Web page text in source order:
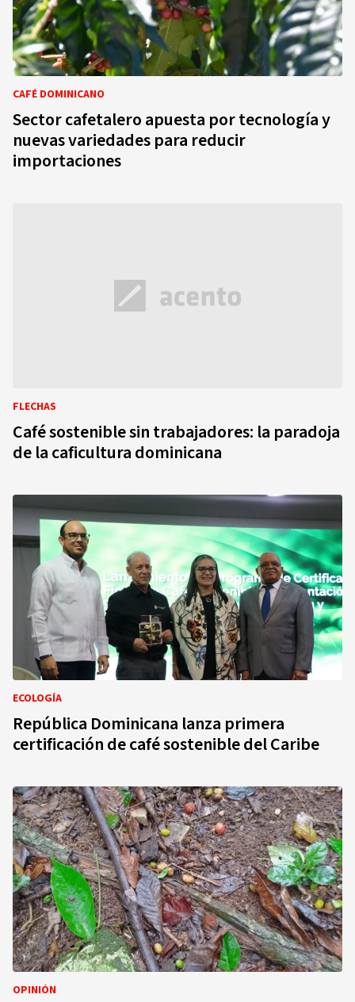
CAFÉ DOMINICANO
Sector cafetalero apuesta por tecnología y
nuevas variedades para reducir
importaciones
FLECHAS
Café sostenible sin trabajadores: la paradoja
de la caficultura dominicana
ECOLOGÍA
República Dominicana lanza primera
certificación de café sostenible del Caribe
OPINIÓN